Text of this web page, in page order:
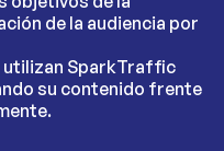
de la audiencia por
SparkTraffic
su contenido frente